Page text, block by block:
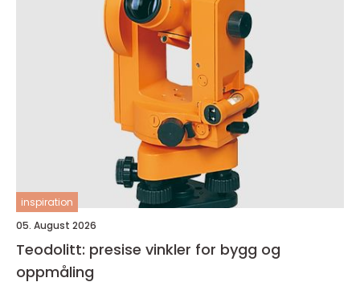
inspiration
05. August 2026
Teodolitt: presise vinkler for bygg og
oppmåling